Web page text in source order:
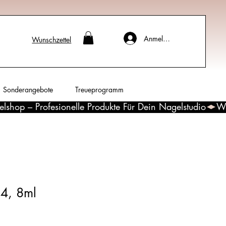
Wunschzettel Anmelden
Sonderangebote Treueprogramm
8ml